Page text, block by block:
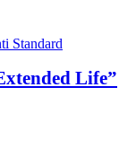
Standard
Life”